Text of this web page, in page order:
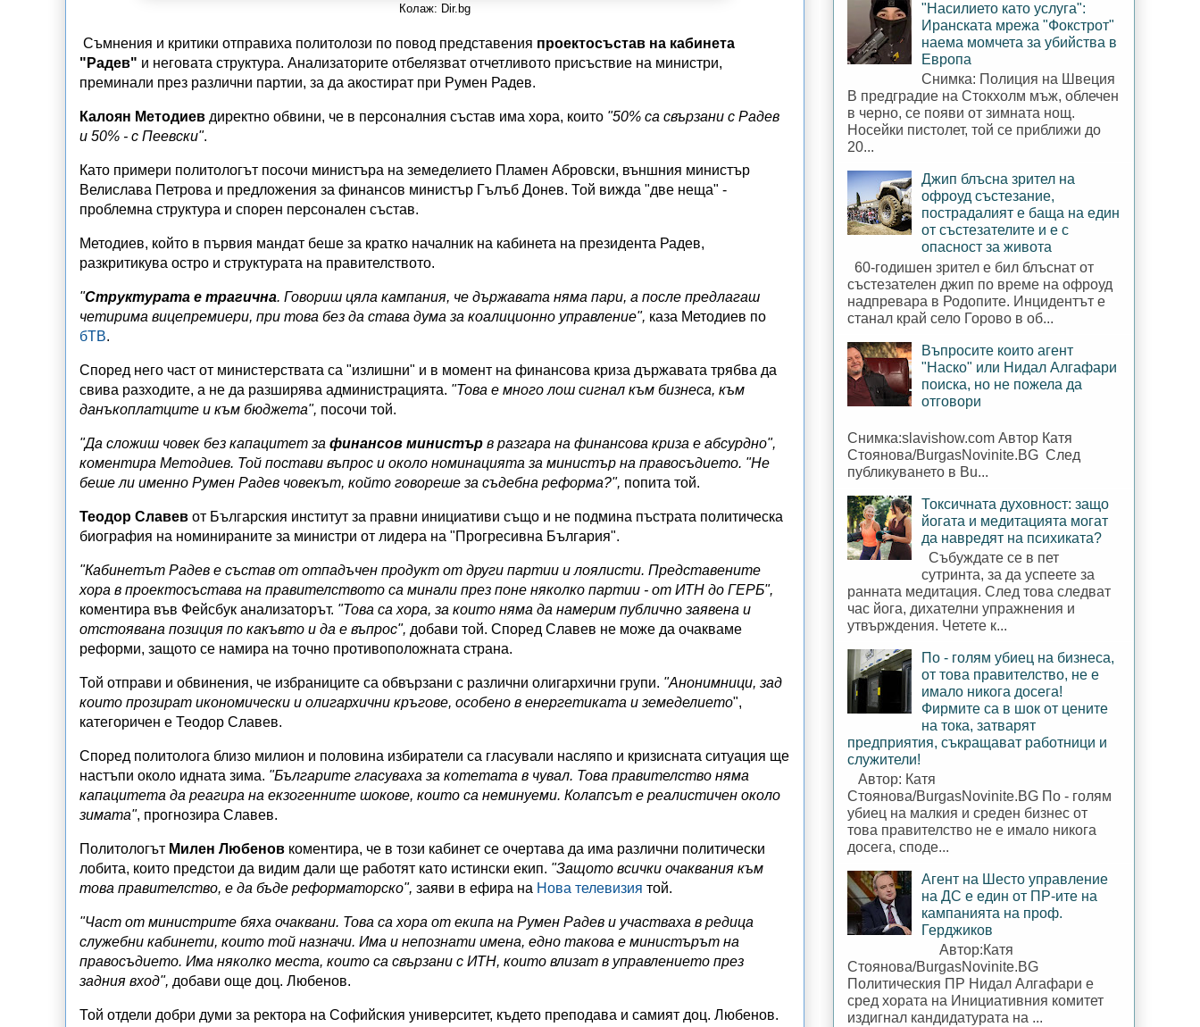
Колаж: Dir.bg
Съмнения и критики отправиха политолози по повод представения проектосъстав на кабинета
"Радев" и неговата структура. Анализаторите отбелязват отчетливото присъствие на министри,
преминали през различни партии, за да акостират при Румен Радев.
Калоян Методиев директно обвини, че в персоналния състав има хора, които "50% са свързани с Радев
и 50% - с Пеевски".
Като примери политологът посочи министъра на земеделието Пламен Абровски, външния министър
Велислава Петрова и предложения за финансов министър Гълъб Донев. Той вижда "две неща" -
проблемна структура и спорен персонален състав.
Методиев, който в първия мандат беше за кратко началник на кабинета на президента Радев,
разкритикува остро и структурата на правителството.
"Структурата е трагична. Говориш цяла кампания, че държавата няма пари, а после предлагаш
четирима вицепремиери, при това без да става дума за коалиционно управление", каза Методиев по
бТВ.
Според него част от министерствата са "излишни" и в момент на финансова криза държавата трябва да
свива разходите, а не да разширява администрацията. "Това е много лош сигнал към бизнеса, към
данъкоплатците и към бюджета", посочи той.
"Да сложиш човек без капацитет за финансов министър в разгара на финансова криза е абсурдно",
коментира Методиев. Той постави въпрос и около номинацията за министър на правосъдието. "Не
беше ли именно Румен Радев човекът, който говореше за съдебна реформа?", попита той.
Теодор Славев от Българския институт за правни инициативи също и не подмина пъстрата политическа
биография на номинираните за министри от лидера на "Прогресивна България".
"Кабинетът Радев е състав от отпадъчен продукт от други партии и лоялисти. Представените
хора в проектосъстава на правителството са минали през поне няколко партии - от ИТН до ГЕРБ",
коментира във Фейсбук анализаторът. "Това са хора, за които няма да намерим публично заявена и
отстоявана позиция по какъвто и да е въпрос", добави той. Според Славев не може да очакваме
реформи, защото се намира на точно противоположната страна.
Той отправи и обвинения, че избраниците са обвързани с различни олигархични групи. "Анонимници, зад
които прозират икономически и олигархични кръгове, особено в енергетиката и земеделието",
категоричен е Теодор Славев.
Според политолога близо милион и половина избиратели са гласували насляпо и кризисната ситуация ще
настъпи около идната зима. "Българите гласуваха за котетата в чувал. Това правителство няма
капацитета да реагира на екзогенните шокове, които са неминуеми. Колапсът е реалистичен около
зимата", прогнозира Славев.
Политологът Милен Любенов коментира, че в този кабинет се очертава да има различни политически
лобита, които предстои да видим дали ще работят като истински екип. "Защото всички очаквания към
това правителство, е да бъде реформаторско", заяви в ефира на Нова телевизия той.
"Част от министрите бяха очаквани. Това са хора от екипа на Румен Радев и участваха в редица
служебни кабинети, които той назначи. Има и непознати имена, едно такова е министърът на
правосъдието. Има няколко места, които са свързани с ИТН, които влизат в управлението през
задния вход", добави още доц. Любенов.
Той отдели добри думи за ректора на Софийския университет, където преподава и самият доц. Любенов.
"Насилието като услуга":
Иранската мрежа "Фокстрот"
наема момчета за убийства в
Европа
Снимка: Полиция на Швеция
В предградие на Стокхолм мъж, облечен
в черно, се появи от зимната нощ.
Носейки пистолет, той се приближи до
20...
Джип блъсна зрител на
офроуд състезание,
пострадалият е баща на един
от състезателите и е с
опасност за живота
60-годишен зрител е бил блъснат от
състезателен джип по време на офроуд
надпревара в Родопите. Инцидентът е
станал край село Горово в об...
Въпросите които агент
"Наско" или Нидал Алгафари
поиска, но не пожела да
отговори
Снимка:slavishow.com Автор Катя
Стоянова/BurgasNovinite.BG След
публикуването в Bu...
Токсичната духовност: защо
йогата и медитацията могат
да навредят на психиката?
Събуждате се в пет
сутринта, за да успеете за
ранната медитация. След това следват
час йога, дихателни упражнения и
утвърждения. Четете к...
По - голям убиец на бизнеса,
от това правителство, не е
имало никога досега!
Фирмите са в шок от цените
на тока, затварят
предприятия, съкращават работници и
служители!
Автор: Катя
Стоянова/BurgasNovinite.BG По - голям
убиец на малкия и среден бизнес от
това правителство не е имало никога
досега, споде...
Агент на Шесто управление
на ДС е един от ПР-ите на
кампанията на проф.
Герджиков
Автор:Катя
Стоянова/BurgasNovinite.BG
Политическия ПР Нидал Алгафари е
сред хората на Инициативния комитет
издигнал кандидатурата на ...